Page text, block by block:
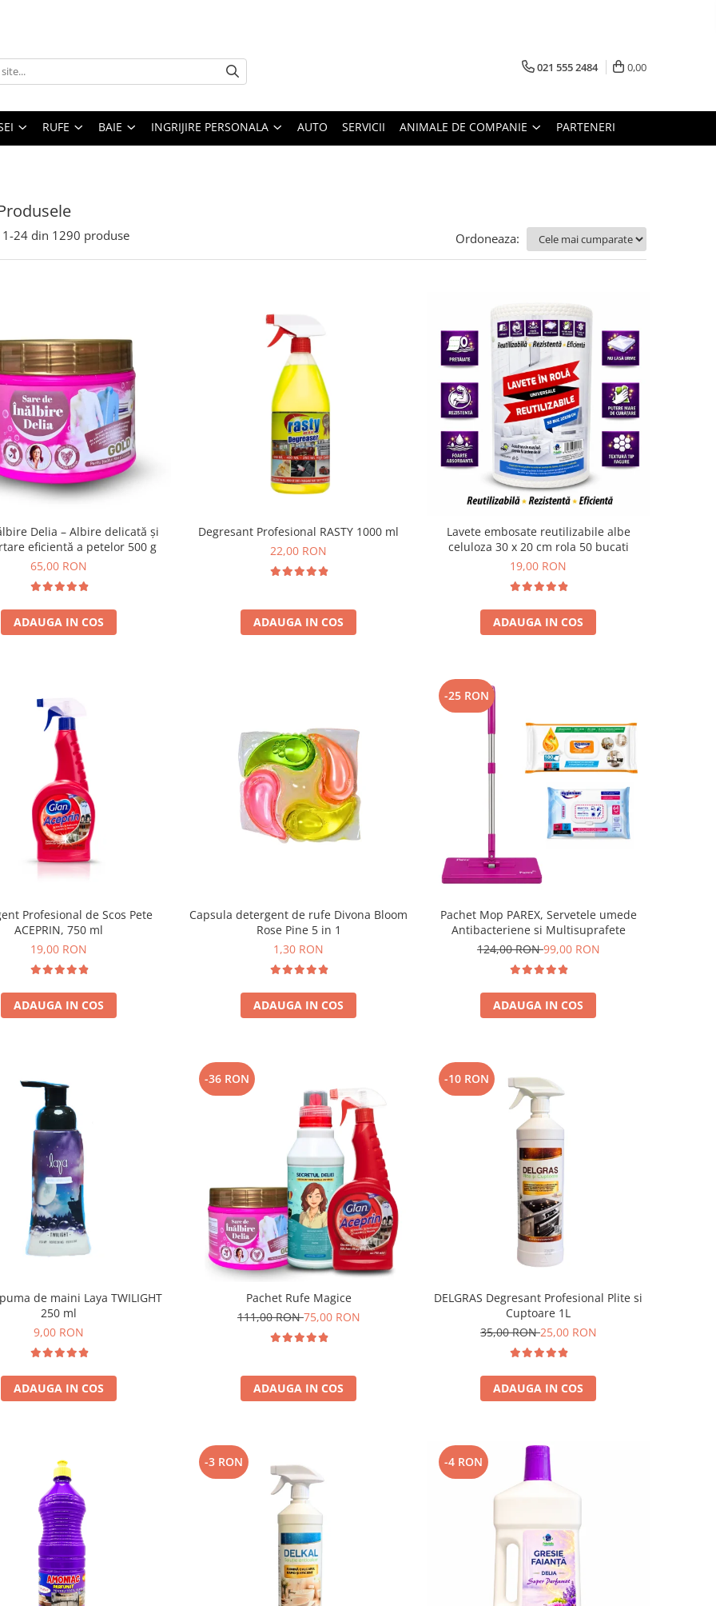
021 555 2484 0,00
RUFE BAIE INGRIJIRE PERSONALA AUTO SERVICII ANIMALE DE COMPANIE PARTENERI
1-24 din 1290 produse Ordoneaza:
Delia – Albire delicată și
eficientă a petelor 500 g
65,00 RON
ADAUGA IN COS
Degresant Profesional RASTY 1000 ml
22,00 RON
ADAUGA IN COS
Lavete embosate reutilizabile albe
celuloza 30 x 20 cm rola 50 bucati
19,00 RON
ADAUGA IN COS
Profesional de Scos Pete
ACEPRIN, 750 ml
19,00 RON
ADAUGA IN COS
Capsula detergent de rufe Divona Bloom
Rose Pine 5 in 1
1,30 RON
ADAUGA IN COS
-25 RON
Pachet Mop PAREX, Servetele umede
Antibacteriene si Multisuprafete
124,00 RON99,00 RON
ADAUGA IN COS
de maini Laya TWILIGHT
250 ml
9,00 RON
ADAUGA IN COS
-36 RON
Pachet Rufe Magice
111,00 RON75,00 RON
ADAUGA IN COS
-10 RON
DELGRAS Degresant Profesional Plite si
Cuptoare 1L
35,00 RON25,00 RON
ADAUGA IN COS
-3 RON -4 RON